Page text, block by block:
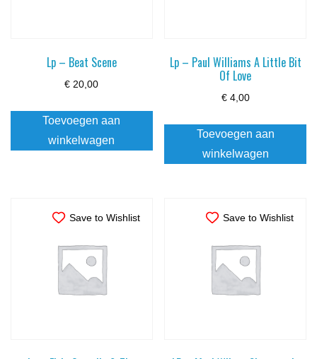
Lp – Beat Scene
€ 20,00
Toevoegen aan
winkelwagen
Lp – Paul Williams A Little Bit
Of Love
€4,00
Toevoegen aan
winkelwagen
Save to Wishlist Save to Wishlist